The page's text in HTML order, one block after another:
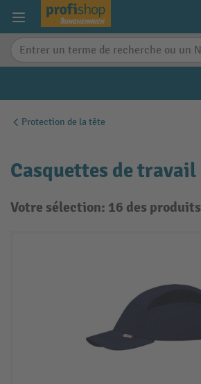
content
Protection de la tête
Casquettes de travail
Votre sélection: 16 des produits